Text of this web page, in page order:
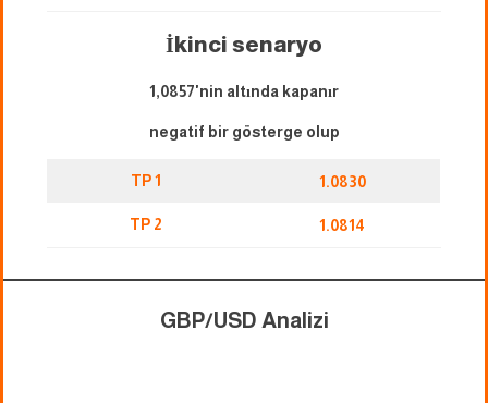
İkinci senaryo
1,0857'nin altında kapanır
negatif bir gösterge olup
TP 1 1.0830
TP 2 1.0814
GBP/USD Analizi